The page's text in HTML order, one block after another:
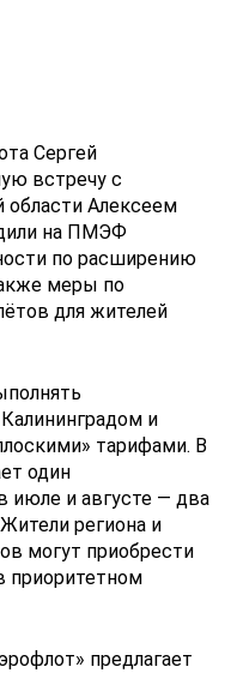
Сергей
встречу с
области Алексеем
на ПМЭФ
по расширению
меры по
для жителей
и
тарифами. В
один
июле и августе — два
региона и
могут приобрести
приоритетном
предлагает